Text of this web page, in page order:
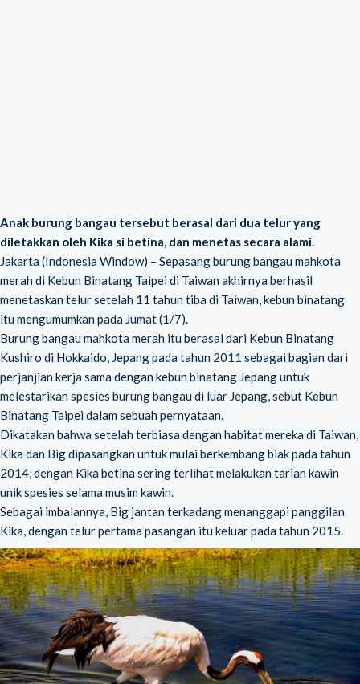
Anak burung bangau tersebut berasal dari dua telur yang
diletakkan oleh Kika si betina, dan menetas secara alami.
Jakarta (Indonesia Window) – Sepasang burung bangau mahkota
merah di Kebun Binatang Taipei di Taiwanakhirnya berhasil
menetaskan telur setelah 11 tahun tiba di Taiwan, kebun binatang
itu mengumumkan pada Jumat (1/7).
Burung bangau mahkota merah itu berasal dari Kebun Binatang
Kushiro di Hokkaido, Jepang pada tahun 2011 sebagai bagian dari
perjanjian kerja sama dengan kebun binatang Jepang untuk
melestarikan spesies burung bangau di luar Jepang, sebut Kebun
Binatang Taipei dalam sebuah pernyataan.
Dikatakan bahwa setelah terbiasa dengan habitat mereka di Taiwan,
Kika dan Big dipasangkan untuk mulai berkembang biak pada tahun
2014, dengan Kika betina sering terlihat melakukan tarian kawin
unik spesies selama musim kawin.
Sebagai imbalannya, Big jantan terkadang menanggapi panggilan
Kika, dengan telur pertama pasangan itu keluar pada tahun 2015.